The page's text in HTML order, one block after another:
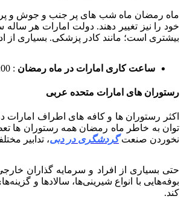
ماه رمضان ماه شب های پر جنب و جوش و پر
خود را نیز تغییر دهند. دولت امارات هر
بیشتری است؛ مانند کادر پزشکی. بسیاری از ادارات دولتی
ساعت کاری امارات در ماه رمضان : 10:00 صبح تا 3:00 بعد از ظهر.
رستوران های امارات متحده عربی
اکثر رستوران ها و کافه های اطراف
توان به خاطر ماه رمضان همه رستوران ها
نخوردن صنعتگردشگری در دبی، تدابیر
حتی بسیاری از افراد و سرمایه گذاران
کند.